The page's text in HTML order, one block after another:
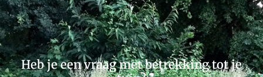
Heb je een vraag met betrekking tot je